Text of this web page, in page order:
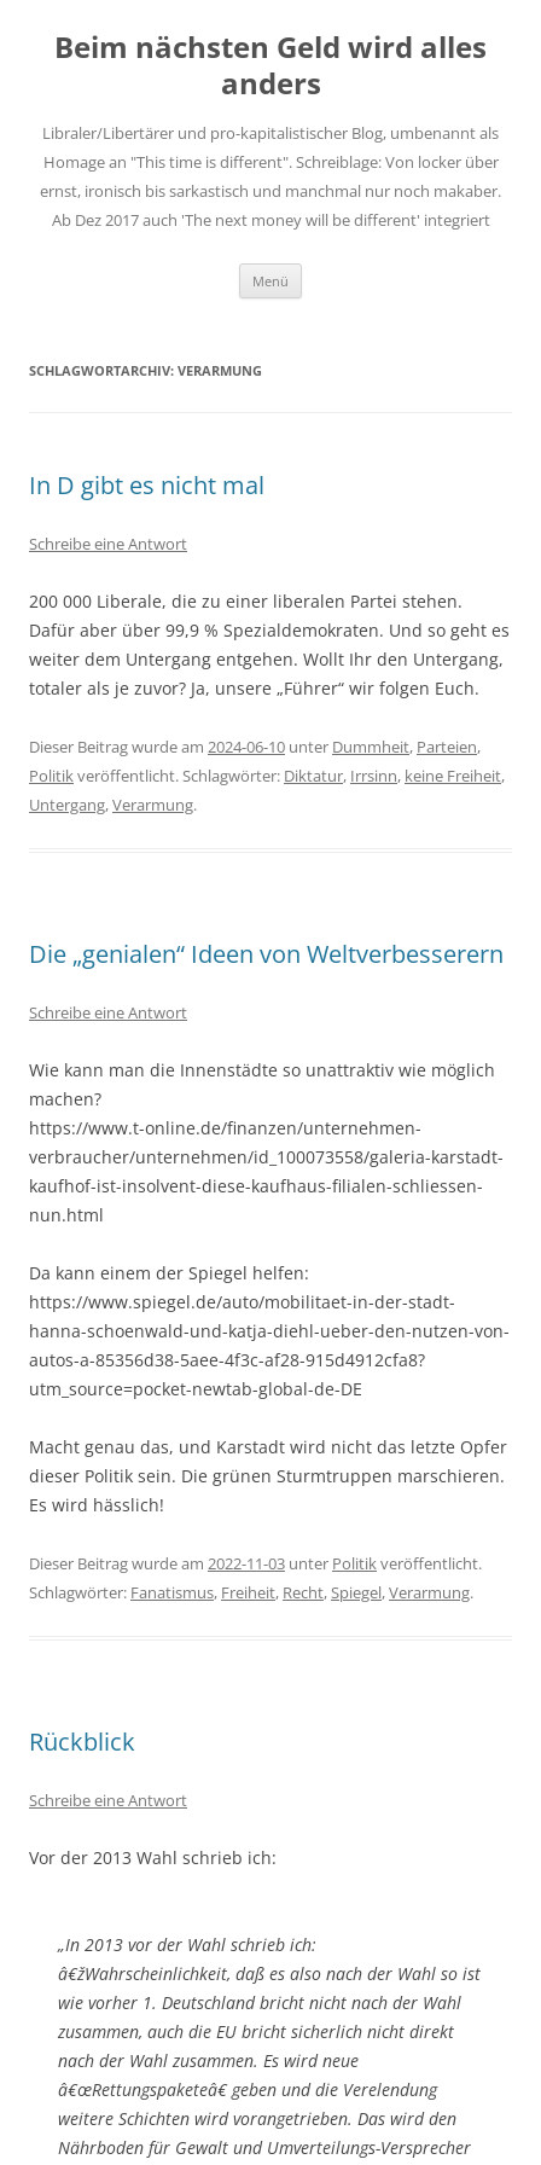
springen
Beim nächsten Geld wird alles
anders
Libraler/Libertärer und pro-kapitalistischer Blog, umbenannt als
Homage an "This time is different". Schreiblage: Von locker über
ernst, ironisch bis sarkastisch und manchmal nur noch makaber.
Ab Dez 2017 auch 'The next money will be different' integriert
Menü
SCHLAGWORTARCHIV: VERARMUNG
In D gibt es nicht mal
Schreibe eine Antwort
200 000 Liberale, die zu einer liberalen Partei stehen.
Dafür aber über 99,9 % Spezialdemokraten. Und so geht es
weiter dem Untergang entgehen. Wollt Ihr den Untergang,
totaler als je zuvor? Ja, unsere „Führer“ wir folgen Euch.
Dieser Beitrag wurde am 2024-06-10 unter Dummheit, Parteien,
Politikveröffentlicht. Schlagwörter: Diktatur, Irrsinn, keine Freiheit,
Untergang,Verarmung.
Die „genialen“ Ideen von Weltverbesserern
Schreibe eine Antwort
Wie kann man die Innenstädte so unattraktiv wie möglich
machen?
https://www.t-online.de/finanzen/unternehmen-
verbraucher/unternehmen/id_100073558/galeria-karstadt-
kaufhof-ist-insolvent-diese-kaufhaus-filialen-schliessen-
nun.html
Da kann einem der Spiegel helfen:
https://www.spiegel.de/auto/mobilitaet-in-der-stadt-
hanna-schoenwald-und-katja-diehl-ueber-den-nutzen-von-
autos-a-85356d38-5aee-4f3c-af28-915d4912cfa8?
utm_source=pocket-newtab-global-de-DE
Macht genau das, und Karstadt wird nicht das letzte Opfer
dieser Politik sein. Die grünen Sturmtruppen marschieren.
Es wird hässlich!
Dieser Beitrag wurde am 2022-11-03 unter Politikveröffentlicht.
Schlagwörter: Fanatismus, Freiheit, Recht,Spiegel,Verarmung.
Rückblick
Schreibe eine Antwort
Vor der 2013 Wahl schrieb ich:
„In 2013 vor der Wahl schrieb ich:
â€žWahrscheinlichkeit, daß es also nach der Wahl so ist
wie vorher 1. Deutschland bricht nicht nach der Wahl
zusammen, auch die EU bricht sicherlich nicht direkt
nach der Wahl zusammen. Es wird neue
â€œRettungspaketeâ€ geben und die Verelendung
weitere Schichten wird vorangetrieben. Das wird den
Nährboden für Gewalt und Umverteilungs-Versprecher